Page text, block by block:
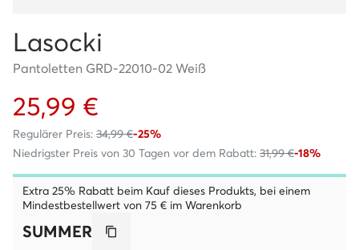
Lasocki
Pantoletten GRD-22010-02 Weiß
25,99 €
Regulärer Preis: 34,99 €-25%
Niedrigster Preis von 30 Tagen vor dem Rabatt: 31,99 €-18%
Extra 25% Rabatt beim Kauf dieses Produkts, bei einem
Mindestbestellwert von 75 € im Warenkorb
SUMMER